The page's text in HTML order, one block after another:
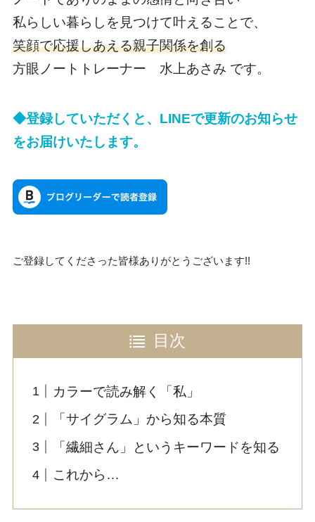
私らしい暮らしを見つけて叶えることで、
笑顔で応援しあえる親子関係を創る
方眼ノートトレーナー 水上あさみ です。
◆登録していただくと、LINEで更新のお知らせ
をお届けいたします。
ご登録してくださった皆様ありがとうございます!!
目次
カラーで読み解く「私」
「サイグラム」から知る本質
「繊細さん」というキーワードを知る
これから…